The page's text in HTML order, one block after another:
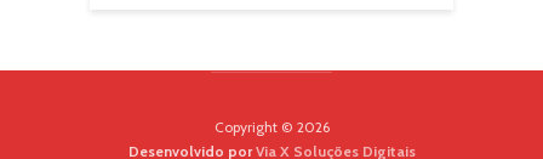
Copyright © 2026
Desenvolvido porVia X Soluções Digitais